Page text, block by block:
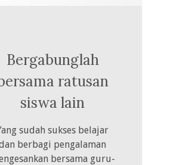
Bergabunglah
ratusan
siswa lain
sudah sukses belajar
berbagi pengalaman
bersama guru-